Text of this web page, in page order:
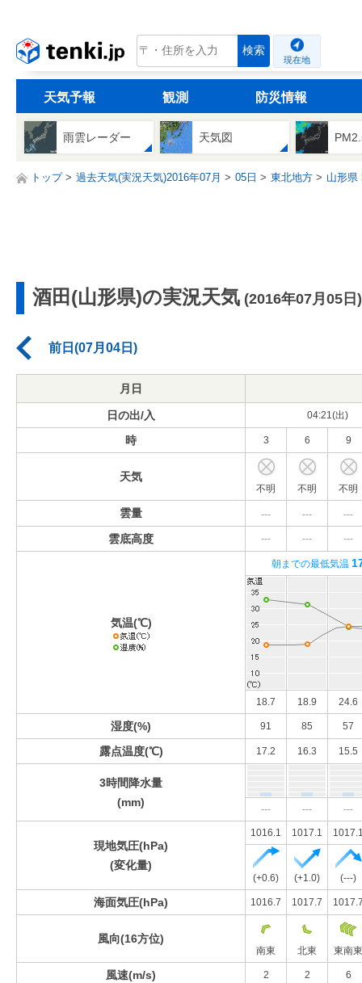
tenki.jp 検索
現在地
天気予報 観測 防災情報
雨雲レーダー 天気図
トップ 過去天気(実況天気)2016年07月 05日 東北地方 山形県
酒田(山形県)の実況天気 (2016年07月05日)
前日(07月04日)
月日
日の出/入 04:21(出)
時 3 6 9
天気
不明 不明 不明
雲量 --- --- ---
雲底高度 --- --- ---
気温(℃)
朝までの最低気温
18.7 18.9 24.6
湿度(%) 91 85 57
露点温度(℃) 17.2 16.3 15.5
3時間降水量
(mm)
--- --- ---
現地気圧(hPa)
(変化量)
1016.1 1017.1
(+0.6) (+1.0) (---)
海面気圧(hPa) 1016.7 1017.7
風向(16方位)
南東 北東 東南東
風速(m/s) 2 2 6